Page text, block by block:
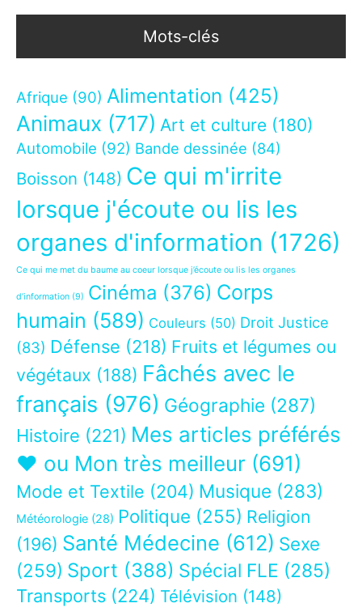
Mots-clés
Afrique (90) Alimentation (425)
Animaux (717) Art et culture (180)
Automobile (92) Bande dessinée (84)
Boisson (148) Ce qui m'irrite
lorsque j'écoute ou lis les
organes d'information (1726)
Ce qui me met du baume au coeur lorsque j’écoute ou lis les organes
d’information (9) Cinéma (376) Corps
humain (589) Couleurs (50) Droit Justice
(83) Défense (218) Fruits et légumes ou
végétaux (188) Fâchés avec le
français (976) Géographie (287)
Histoire (221) Mes articles préférés
❤ ou Mon très meilleur (691)
Mode et Textile (204) Musique (283)
Météorologie (28) Politique (255) Religion
(196) Santé Médecine (612) Sexe
(259) Sport (388) Spécial FLE (285)
Transports (224) Télévision (148)